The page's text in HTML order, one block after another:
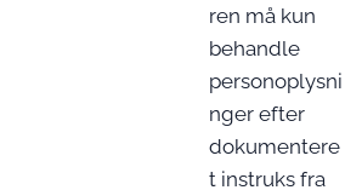
ren må kun
behandle
personoplysni
nger efter
dokumentere
t instruks fra